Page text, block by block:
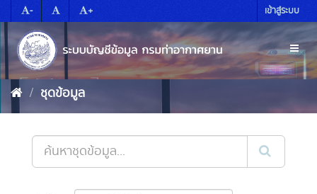
to
content
- + เข้าสู่ระบบ
ชุดข้อมูล